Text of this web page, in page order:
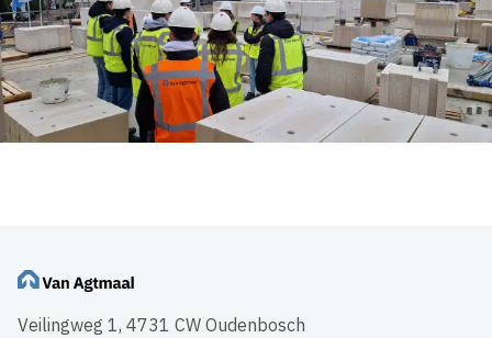
Veilingweg 1, 4731 CW Oudenbosch